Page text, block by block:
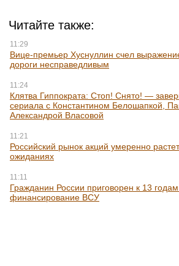
Читайте также:
11:29
Вице-премьер Хуснуллин счел
дороги несправедливым
11:24
Клятва Гиппократа: Стоп! Снято! —
сериала с Константином Белошапкой,
Александрой Власовой
11:21
Российский рынок акций умеренно
ожиданиях
11:11
Гражданин России приговорен к 13
финансирование ВСУ